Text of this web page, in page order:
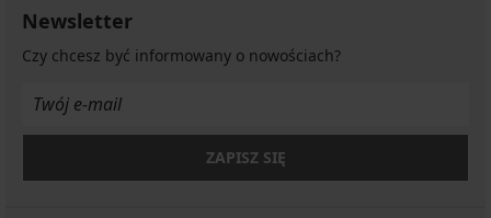
Newsletter
Czy chcesz być informowany o nowościach?
ZAPISZ SIĘ